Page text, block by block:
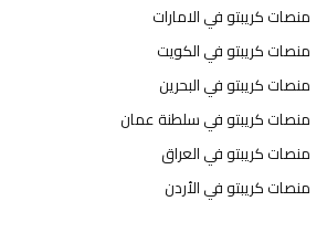
منصات كريبتو في الامارات
منصات كريبتو في الكويت
منصات كريبتو في البحرين
منصات كريبتو في سلطنة عمان
منصات كريبتو في العراق
منصات كريبتو في الأردن